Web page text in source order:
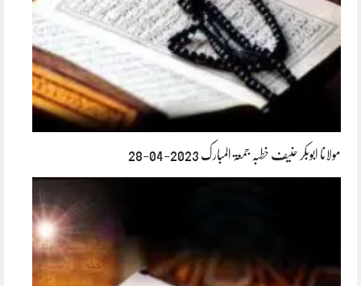
مولانا ابوبکر حنیف خطبہ جمعۃ المبارک 2023-04-28